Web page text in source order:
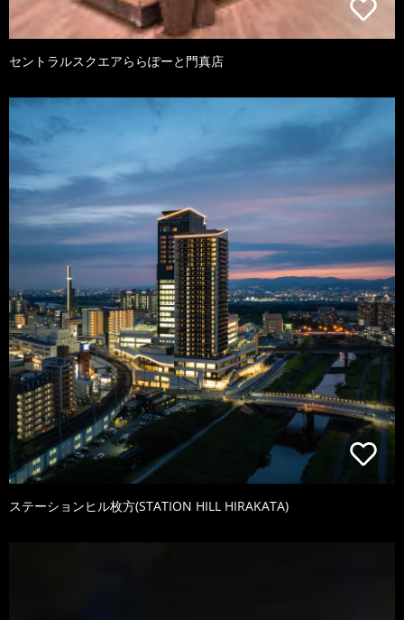
セントラルスクエアららぽーと門真店
ステーションヒル枚方(STATION HILL HIRAKATA)